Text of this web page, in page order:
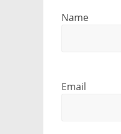
Name
Email